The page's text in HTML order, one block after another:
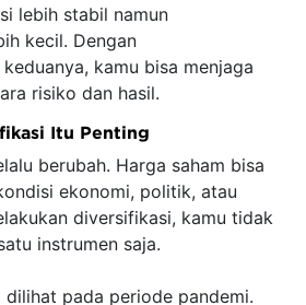
lebih stabil namun
kecil. Dengan
kamu bisa menjaga
risiko dan hasil.
Itu Penting
berubah. Harga saham bisa
ekonomi, politik, atau
diversifikasi, kamu tidak
instrumen saja.
pada periode pandemi.